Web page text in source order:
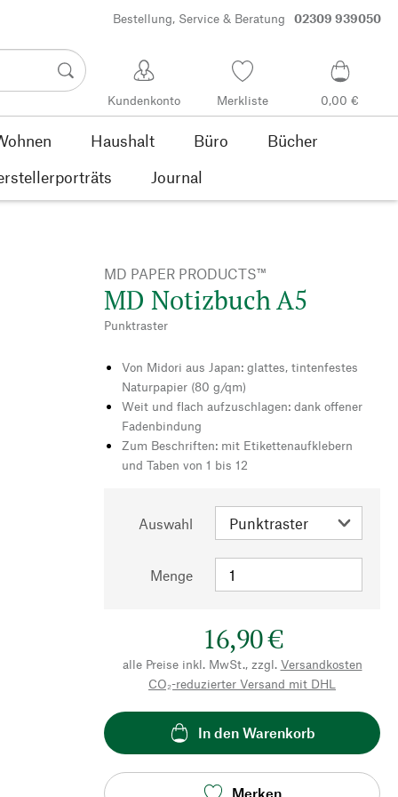
Bestellung, Service & Beratung 02309 939050
Kundenkonto Merkliste 0,00 €
Haushalt Büro
Bücher
Journal
MD PAPER PRODUCTS™
MD Notizbuch A5
Punktraster
Von Midori aus Japan: glattes, tintenfestes
Naturpapier (80 g/qm)
Weit und flach aufzuschlagen: dank offener
Fadenbindung
Zum Beschriften: mit Etikettenaufklebern
und Taben von 1 bis 12
Auswahl
Menge
16,90 €
alle Preise inkl. MwSt., zzgl. Versandkosten
CO₂-reduzierter Versand mit DHL
In den Warenkorb
Merken